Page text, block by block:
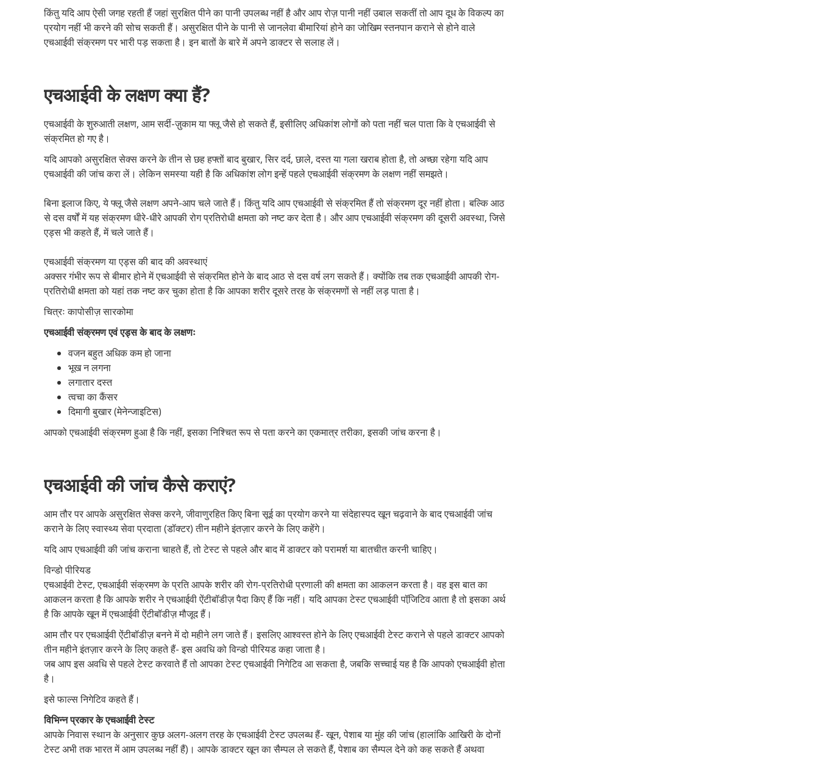
किंतु यदि आप ऐसी जगह रहती हैं जहां सुरक्षित पीने का पानी उपलब्ध नहीं है और आप रोज़ पानी नहीं उबाल सकतीं तो आप दूध के विकल्प का
प्रयोग नहीं भी करने की सोच सकती हैं। असुरक्षित पीने के पानी से जानलेवा बीमारियां होने का जोखिम स्तनपान कराने से होने वाले
एचआईवी संक्रमण पर भारी पड़ सकता है। इन बातों के बारे में अपने डाक्टर से सलाह लें।
एचआईवी के लक्षण क्या हैं?
एचआईवी के शुरुआती लक्षण, आम सर्दी-ज़ुकाम या फ्लू जैसे हो सकते हैं, इसीलिए अधिकांश लोगों को पता नहीं चल पाता कि वे एचआईवी से
संक्रमित हो गए है।
यदि आपको असुरक्षित सेक्स करने के तीन से छह हफ्तों बाद बुखार, सिर दर्द, छाले, दस्त या गला खराब होता है, तो अच्छा रहेगा यदि आप
एचआईवी की जांच करा लें। लेकिन समस्या यही है कि अधिकांश लोग इन्हें पहले एचआईवी संक्रमण के लक्षण नहीं समझते।
बिना इलाज किए, ये फ्लू जैसे लक्षण अपने-आप चले जाते हैं। किंतु यदि आप एचआईवी से संक्रमित हैं तो संक्रमण दूर नहीं होता। बल्कि आठ
से दस वर्षों में यह संक्रमण धीरे-धीरे आपकी रोग प्रतिरोधी क्षमता को नष्ट कर देता है। और आप एचआईवी संक्रमण की दूसरी अवस्था, जिसे
एड्स भी कहते हैं, में चले जाते हैं।
एचआईवी संक्रमण या एड्स की बाद की अवस्थाएं
अक्सर गंभीर रूप से बीमार होने में एचआईवी से संक्रमित होने के बाद आठ से दस वर्ष लग सकते हैं। क्योंकि तब तक एचआईवी आपकी रोग-
प्रतिरोधी क्षमता को यहां तक नष्ट कर चुका होता है कि आपका शरीर दूसरे तरह के संक्रमणों से नहीं लड़ पाता है।
चित्रः कापोसीज़ सारकोमा
एचआईवी संक्रमण एवं एड्स के बाद के लक्षणः
वजन बहुत अधिक कम हो जाना
भूख न लगना
लगातार दस्त
त्वचा का कैंसर
दिमागी बुखार (मेनेन्जाइटिस)
आपको एचआईवी संक्रमण हुआ है कि नहीं, इसका निश्चित रूप से पता करने का एकमात्र तरीका, इसकी जांच करना है।
एचआईवी की जांच कैसे कराएं?
आम तौर पर आपके असुरक्षित सेक्स करने, जीवाणुरहित किए बिना सूई का प्रयोग करने या संदेहास्पद खून चढ़वाने के बाद एचआईवी जांच
कराने के लिए स्वास्थ्य सेवा प्रदाता (डॉक्टर) तीन महीने इंतज़ार करने के लिए कहेंगे।
यदि आप एचआईवी की जांच कराना चाहते हैं, तो टेस्ट से पहले और बाद में डाक्टर को परामर्श या बातचीत करनी चाहिए।
विन्डो पीरियड
एचआईवी टेस्ट, एचआईवी संक्रमण के प्रति आपके शरीर की रोग-प्रतिरोधी प्रणाली की क्षमता का आकलन करता है। वह इस बात का
आकलन करता है कि आपके शरीर ने एचआईवी ऐंटीबॉडीज़ पैदा किए हैं कि नहीं। यदि आपका टेस्ट एचआईवी पॉजि़टिव आता है तो इसका अर्थ
है कि आपके खून में एचआईवी ऐंटीबॉडीज़ मौजूद हैं।
आम तौर पर एचआईवी ऐंटीबॉडीज़ बनने में दो महीने लग जाते हैं। इसलिए आश्वस्त होने के लिए एचआईवी टेस्ट कराने से पहले डाक्टर आपको
तीन महीने इंतज़ार करने के लिए कहते हैं- इस अवधि को विन्डो पीरियड कहा जाता है।
जब आप इस अवधि से पहले टेस्ट करवाते हैं तो आपका टेस्ट एचआईवी निगेटिव आ सकता है, जबकि सच्चाई यह है कि आपको एचआईवी होता
है।
इसे फाल्स निगेटिव कहते हैं।
विभिन्न प्रकार के एचआईवी टेस्ट
आपके निवास स्थान के अनुसार कुछ अलग-अलग तरह के एचआईवी टेस्ट उपलब्ध हैं- खून, पेशाब या मुंह की जांच (हालांकि आखिरी के दोनों
टेस्ट अभी तक भारत में आम उपलब्ध नहीं हैं)। आपके डाक्टर खून का सैम्पल ले सकते हैं, पेशाब का सैम्पल देने को कह सकते हैं अथवा